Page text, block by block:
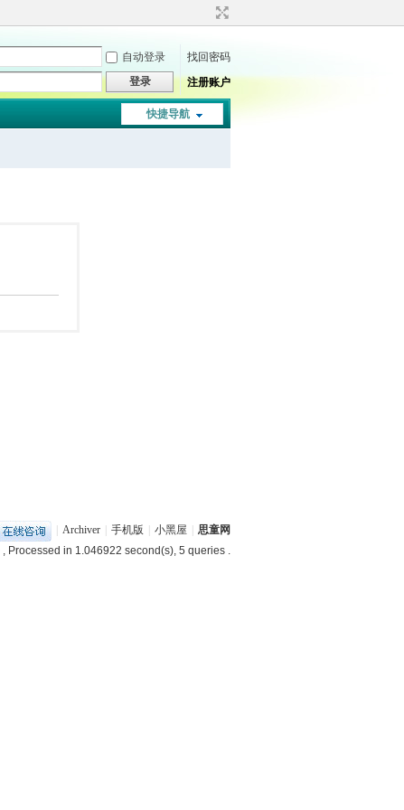
自动登录
找回密码
登录 注册账户
快捷导航
Archiver 手机版 小黑屋
思童网
, Processed in 1.046922 second(s), 5 queries .